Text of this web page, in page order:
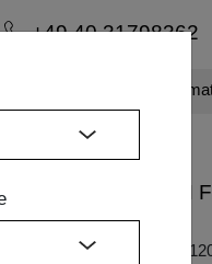
Mehr
+49 40 31798362
TISCH
B7X7
Maße: